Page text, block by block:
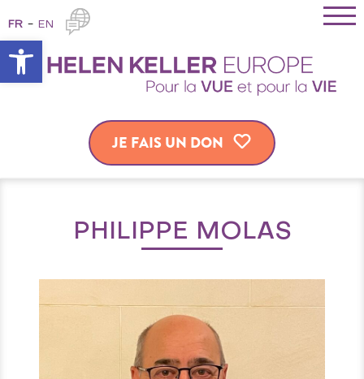
Ouvrir la barre d’outils
FR EN
JE FAIS UN DON
PHILIPPE MOLAS